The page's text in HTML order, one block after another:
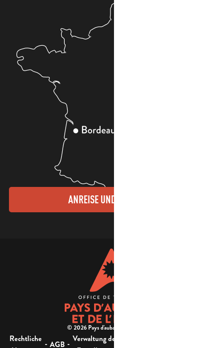
ANREISE UND KONTAKTE
© 2026 Pays d'aubagne et de l'étoile -
Rechtliche - AGB - Verwaltung der